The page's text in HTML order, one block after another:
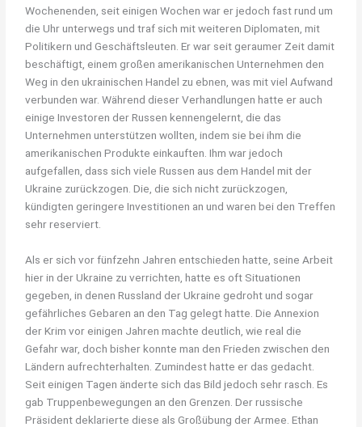
Wochenenden, seit einigen Wochen war er jedoch fast rund um
die Uhr unterwegs und traf sich mit weiteren Diplomaten, mit
Politikern und Geschäftsleuten. Er war seit geraumer Zeit damit
beschäftigt, einem großen amerikanischen Unternehmen den
Weg in den ukrainischen Handel zu ebnen, was mit viel Aufwand
verbunden war. Während dieser Verhandlungen hatte er auch
einige Investoren der Russen kennengelernt, die das
Unternehmen unterstützen wollten, indem sie bei ihm die
amerikanischen Produkte einkauften. Ihm war jedoch
aufgefallen, dass sich viele Russen aus dem Handel mit der
Ukraine zurückzogen. Die, die sich nicht zurückzogen,
kündigten geringere Investitionen an und waren bei den Treffen
sehr reserviert.
Als er sich vor fünfzehn Jahren entschieden hatte, seine Arbeit
hier in der Ukraine zu verrichten, hatte es oft Situationen
gegeben, in denen Russland der Ukraine gedroht und sogar
gefährliches Gebaren an den Tag gelegt hatte. Die Annexion
der Krim vor einigen Jahren machte deutlich, wie real die
Gefahr war, doch bisher konnte man den Frieden zwischen den
Ländern aufrechterhalten. Zumindest hatte er das gedacht.
Seit einigen Tagen änderte sich das Bild jedoch sehr rasch. Es
gab Truppenbewegungen an den Grenzen. Der russische
Präsident deklarierte diese als Großübung der Armee. Ethan